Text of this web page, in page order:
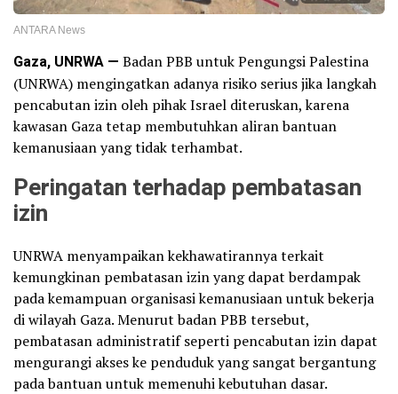
ANTARA News
Gaza, UNRWA — Badan PBB untuk Pengungsi Palestina
(UNRWA) mengingatkan adanya risiko serius jika langkah
pencabutan izin oleh pihak Israel diteruskan, karena
kawasan Gaza tetap membutuhkan aliran bantuan
kemanusiaan yang tidak terhambat.
Peringatan terhadap pembatasan
izin
UNRWA menyampaikan kekhawatirannya terkait
kemungkinan pembatasan izin yang dapat berdampak
pada kemampuan organisasi kemanusiaan untuk bekerja
di wilayah Gaza. Menurut badan PBB tersebut,
pembatasan administratif seperti pencabutan izin dapat
mengurangi akses ke penduduk yang sangat bergantung
pada bantuan untuk memenuhi kebutuhan dasar.